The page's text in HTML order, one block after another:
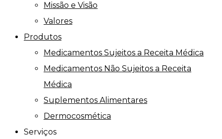
Missão e Visão
Valores
Produtos
Medicamentos Sujeitos a Receita Médica
Medicamentos Não Sujeitos a Receita
Médica
Suplementos Alimentares
Dermocosmética
Serviços